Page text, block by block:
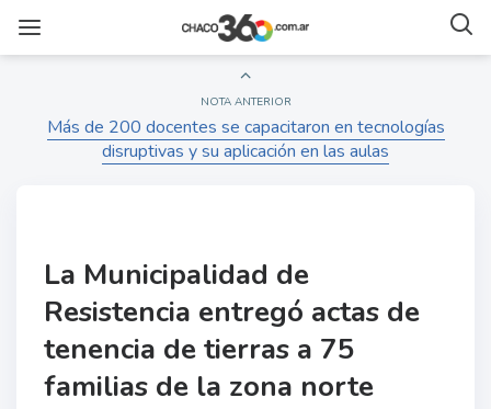
NOTA ANTERIOR
Más de 200 docentes se capacitaron en tecnologías
disruptivas y su aplicación en las aulas
La Municipalidad de
Resistencia entregó actas de
tenencia de tierras a 75
familias de la zona norte